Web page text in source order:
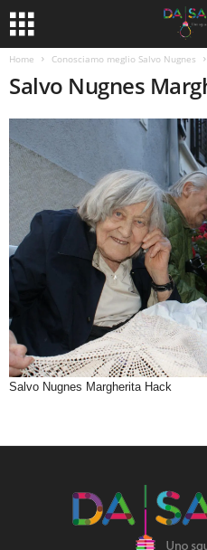
Home Conosciamo meglio Salvo Nugnes
Salvo Nugnes
Salvo Nugnes Margherita Hack